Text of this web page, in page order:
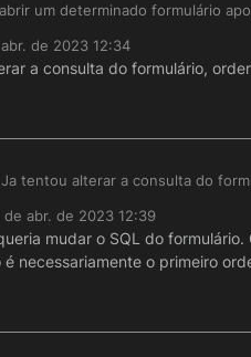
um determinado formulário
de 2023 12:34
a consulta do formulário,
Ja tentou alterar a consulta do
de abr. de 2023 12:39
mudar o SQL do
necessariamente o primeiro